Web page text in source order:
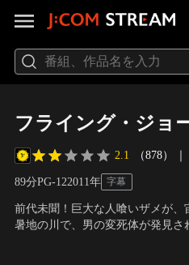
フライング・ジョ
2.1 （878） ｜
89分PG-122011 年 字幕
前代未聞！巨大な人喰いザメが
暑地の川で、男の変死体が発見